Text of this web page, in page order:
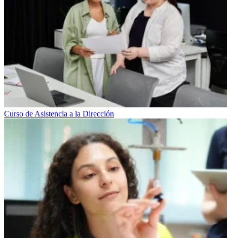
Curso de Asistencia a la Dirección